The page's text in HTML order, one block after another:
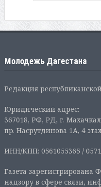
Молодежь Дагестана
Редакция
Юридический адрес:
367018, РФ, РД, г.
пр. Насрутдинова 1А, 4
ИНН/КПП: 0561055365 /
Газета зарегистрирована
надзору в сфере связи,